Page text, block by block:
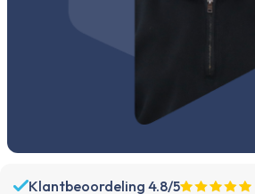
Klantbeoordeling 4.8/5